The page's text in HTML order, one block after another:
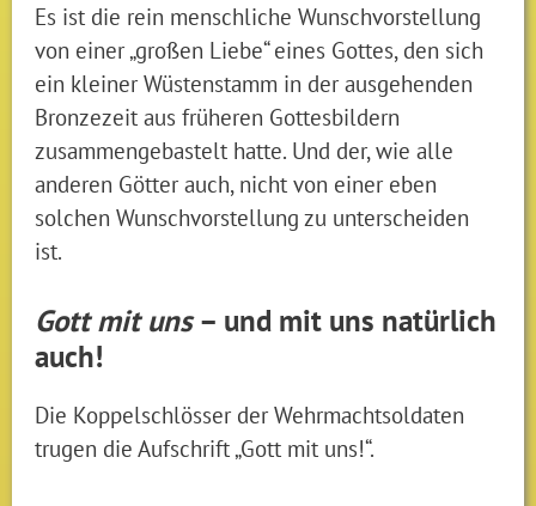
Es ist die rein menschliche Wunschvorstellung
von einer „großen Liebe“ eines Gottes, den sich
ein kleiner Wüstenstamm in der ausgehenden
Bronzezeit aus früheren Gottesbildern
zusammengebastelt hatte. Und der, wie alle
anderen Götter auch, nicht von einer eben
solchen Wunschvorstellung zu unterscheiden
ist.
Gott mit uns– und mit uns natürlich
auch!
Die Koppelschlösser der Wehrmachtsoldaten
trugen die Aufschrift „Gott mit uns!“.